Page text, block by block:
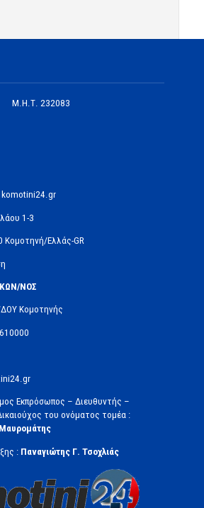
Μ.Η.Τ. 232083
1-3
Ελλάς-GR
ΝΟΣ
Κομοτηνής
Εκπρόσωπος – Διευθυντής –
του ονόματος τομέα :
: Παναγιώτης Γ. Τσοχλιάς